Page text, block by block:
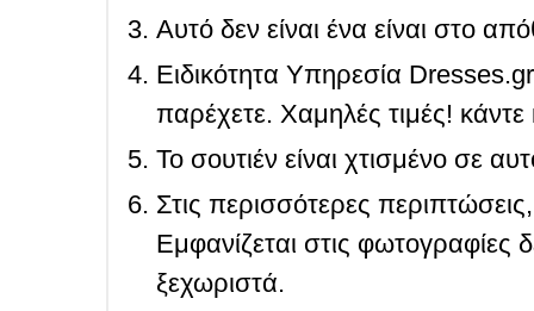
Αυτό δεν είναι ένα είναι στο
Ειδικότητα Υπηρεσία
παρέχετε. Χαμηλές τιμές! κάντε
Το σουτιέν είναι χτισμένο σε
Στις περισσότερες
Εμφανίζεται στις φωτογραφίες
ξεχωριστά.